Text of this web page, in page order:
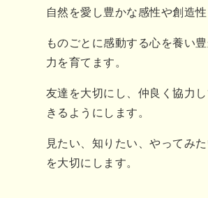
自然を愛し豊かな感性や創造性
ものごとに感動する心を養い
力を育てます。
友達を大切にし、仲良く協力
きるようにします。
見たい、知りたい、やってみ
を大切にします。